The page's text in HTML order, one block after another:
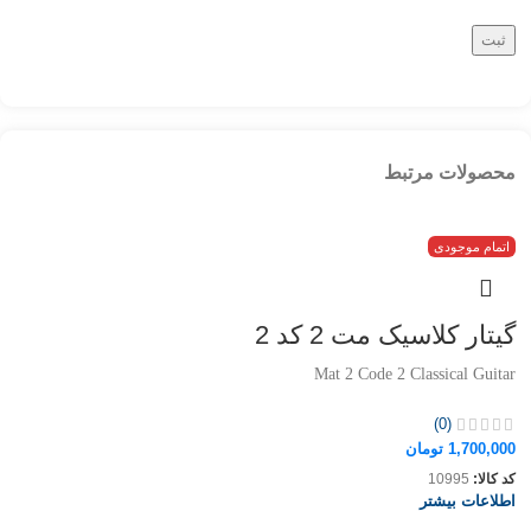
محصولات مرتبط
اتمام موجودی
گیتار کلاسیک مت 2 کد 2
Mat 2 Code 2 Classical Guitar
(0)
1,700,000 تومان
کد کالا: 10995
اطلاعات بیشتر